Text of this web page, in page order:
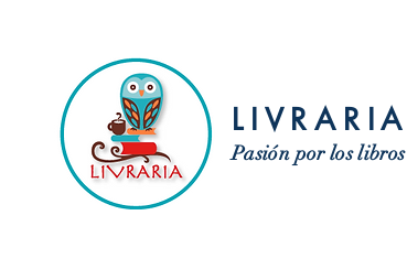
LIVRARIA
Pasión por los libros